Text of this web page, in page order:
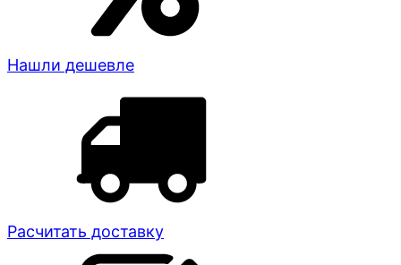
Нашли дешевле
Расчитать доставку